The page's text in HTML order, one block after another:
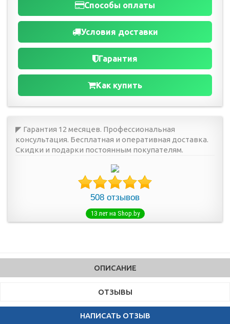
Способы оплаты
Условия доставки
Гарантия
Как купить
◤ Гарантия 12 месяцев. Профессиональная
консультация. Бесплатная и оперативная доставка.
Скидки и подарки постоянным покупателям.
508 отзывов
13 лет на Shop.by
ОПИСАНИЕ
ОТЗЫВЫ
НАПИСАТЬ ОТЗЫВ